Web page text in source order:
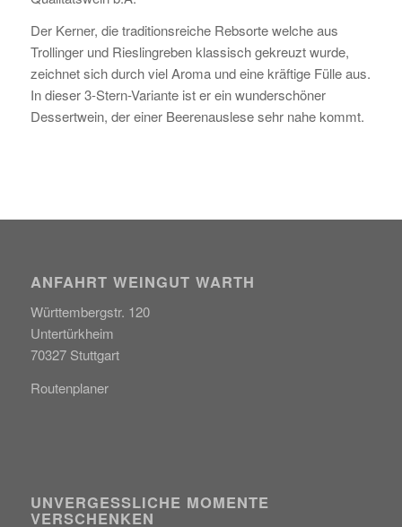
Der Kerner, die traditionsreiche Rebsorte welche aus
Trollinger und Rieslingreben klassisch gekreuzt wurde,
zeichnet sich durch viel Aroma und eine kräftige Fülle aus.
In dieser 3-Stern-Variante ist er ein wunderschöner
Dessertwein, der einer Beerenauslese sehr nahe kommt.
ANFAHRT WEINGUT WARTH
Württembergstr. 120
Untertürkheim
70327 Stuttgart
Routenplaner
UNVERGESSLICHE MOMENTE
VERSCHENKEN